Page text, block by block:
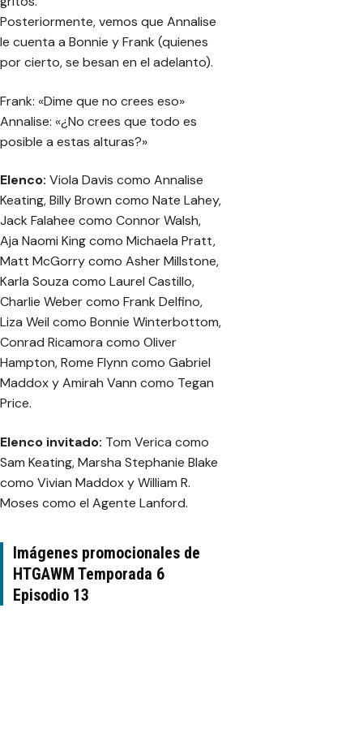
Posteriormente, vemos que Annalise
le cuenta a Bonnie y Frank (quienes
por cierto, se besan en el adelanto).
Frank: «Dime que no crees eso»
Annalise: «¿No crees que todo es
posible a estas alturas?»
Elenco: Viola Davis como Annalise
Keating, Billy Brown como Nate Lahey,
Jack Falahee como Connor Walsh,
Aja Naomi King como Michaela Pratt,
Matt McGorry como Asher Millstone,
Karla Souza como Laurel Castillo,
Charlie Weber como Frank Delfino,
Liza Weil como Bonnie Winterbottom,
Conrad Ricamora como Oliver
Hampton, Rome Flynn como Gabriel
Maddox y Amirah Vann como Tegan
Price.
Elenco invitado: Tom Verica como
Sam Keating, Marsha Stephanie Blake
como Vivian Maddox y William R.
Moses como el Agente Lanford.
Imágenes promocionales de
HTGAWM Temporada 6
Episodio 13